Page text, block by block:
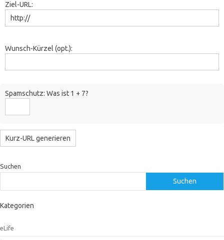
Ziel-URL:
Wunsch-Kürzel (opt.):
Spamschutz: Was ist 1 + 7?
Suchen
Suchen
Kategorien
eLife